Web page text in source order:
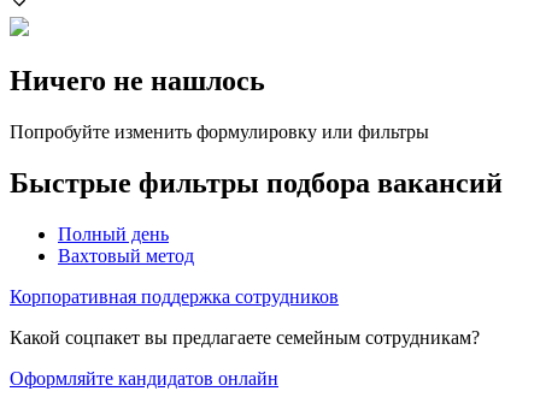
Ничего не нашлось
Попробуйте изменить формулировку или фильтры
Быстрые фильтры подбора вакансий
Полный день
Вахтовый метод
Корпоративная поддержка сотрудников
Какой соцпакет вы предлагаете семейным сотрудникам?
Оформляйте кандидатов онлайн